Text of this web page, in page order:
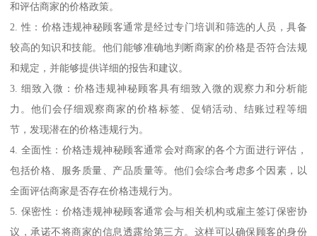
和评估商家的价格政策。
2. 性：价格违规神秘顾客通常是经过专门培训和筛选的人员，具备
较高的知识和技能。他们能够准确地判断商家的价格是否符合法规
和规定，并能够提供详细的报告和建议。
3. 细致入微：价格违规神秘顾客具有细致入微的观察力和分析能
力。他们会仔细观察商家的价格标签、促销活动、结账过程等细
节，发现潜在的价格违规行为。
4. 全面性：价格违规神秘顾客通常会对商家的各个方面进行评估，
包括价格、服务质量、产品质量等。他们会综合考虑多个因素，以
全面评估商家是否存在价格违规行为。
5. 保密性：价格违规神秘顾客通常会与相关机构或雇主签订保密协
议，承诺不将商家的信息透露给第三方。这样可以确保顾客的身份